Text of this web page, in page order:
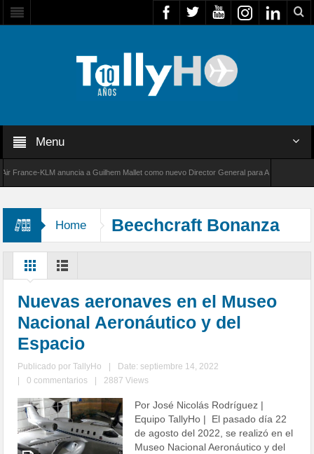
Menu
KLM anuncia a Guilhem Mallet como nuevo Director General para América Latina
Home Beechcraft Bonanza
Nuevas aeronaves en el Museo
Nacional Aeronáutico y del
Espacio
Publicado porTallyHo
Date: septiembre 14, 2022
0 commentarios 2887 Views
Por José Nicolás Rodríguez |
Equipo TallyHo | El pasado día 22
de agosto del 2022, se realizó en el
Museo Nacional Aeronáutico y del